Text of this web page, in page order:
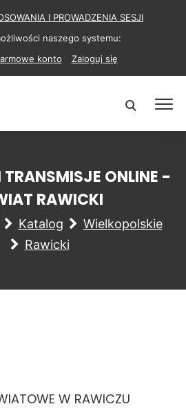
I PROWADZENIA SESJI
naszego systemu:
konto
Zaloguj się
TRANSMISJE ONLINE -
RAWICKI
Katalog
Wielkopolskie
Rawicki
W RAWICZU